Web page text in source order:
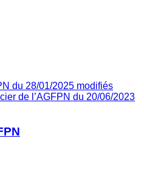
du 28/01/2025 modifiés
de l’AGFPN du 20/06/2023